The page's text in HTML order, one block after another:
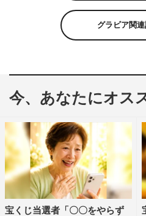
グラビア関
今、あなたにオス
宝くじ当選者「〇〇をやらず